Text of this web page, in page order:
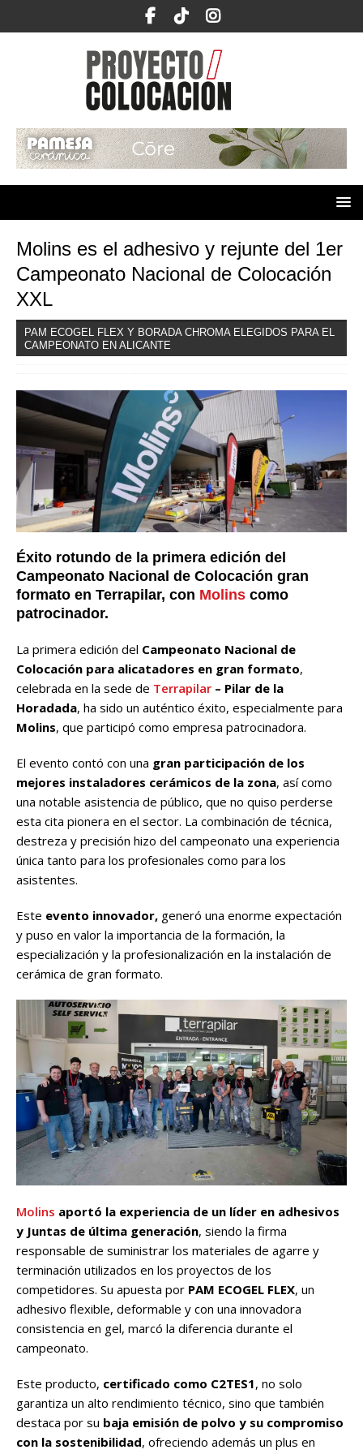
Molins es el adhesivo y rejunte del 1er
Campeonato Nacional de Colocación
XXL
PAM ECOGEL FLEX Y BORADA CHROMA ELEGIDOS PARA EL
CAMPEONATO EN ALICANTE
Éxito rotundo de la primera edición del
Campeonato Nacional de Colocación gran
formato en Terrapilar, con Molins como
patrocinador.
La primera edición del Campeonato Nacional de
Colocación para alicatadores en gran formato,
celebrada en la sede de Terrapilar – Pilar de la
Horadada, ha sido un auténtico éxito, especialmente para
Molins, que participó como empresa patrocinadora.
El evento contó con una gran participación de los
mejores instaladores cerámicos de la zona, así como
una notable asistencia de público, que no quiso perderse
esta cita pionera en el sector. La combinación de técnica,
destreza y precisión hizo del campeonato una experiencia
única tanto para los profesionales como para los
asistentes.
Este evento innovador, generó una enorme expectación
y puso en valor la importancia de la formación, la
especialización y la profesionalización en la instalación de
cerámica de gran formato.
Molins aportó la experiencia de un líder en adhesivos
y Juntas de última generación, siendo la firma
responsable de suministrar los materiales de agarre y
terminación utilizados en los proyectos de los
competidores. Su apuesta por PAM ECOGEL FLEX, un
adhesivo flexible, deformable y con una innovadora
consistencia en gel, marcó la diferencia durante el
campeonato.
Este producto, certificado como C2TES1, no solo
garantiza un alto rendimiento técnico, sino que también
destaca por su baja emisión de polvo y su compromiso
con la sostenibilidad, ofreciendo además un plus en